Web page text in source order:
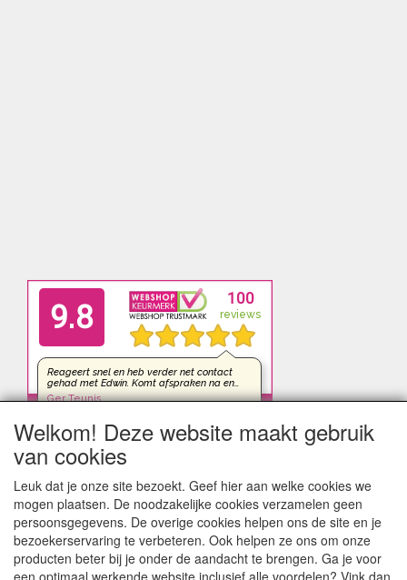
Welkom! Deze website maakt gebruik
van cookies
Leuk dat je onze site bezoekt. Geef hier aan welke cookies we
mogen plaatsen. De noodzakelijke cookies verzamelen geen
persoonsgegevens. De overige cookies helpen ons de site en je
bezoekerservaring te verbeteren. Ook helpen ze ons om onze
producten beter bij je onder de aandacht te brengen. Ga je voor
een optimaal werkende website inclusief alle voordelen? Vink dan